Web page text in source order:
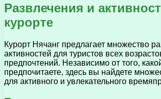
Развлечения и
курорте
Курорт Нячанг предлагает множество
активностей для туристов всех
предпочтений. Независимо от того,
предпочитаете, здесь вы найдете
для активного и увлекательного